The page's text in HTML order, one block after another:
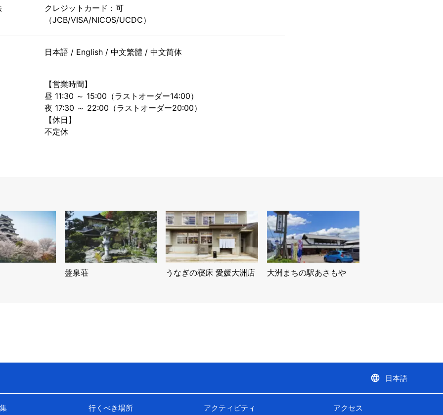
クレジットカード：可
（JCB/VISA/NICOS/UCDC）
日本語 / English / 中文繁體 / 中文简体
【営業時間】
昼 11:30 ～ 15:00（ラストオーダー14:00）
夜 17:30 ～ 22:00（ラストオーダー20:00）
【休日】
不定休
盤泉荘 うなぎの寝床 愛媛大洲店 大洲まちの駅あさもや
language 日本語
行くべき場所 アクティビティ アクセス